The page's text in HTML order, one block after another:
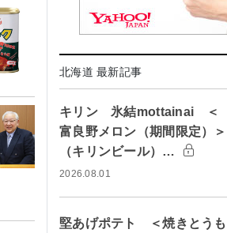
北海道 最新記事
キリン 氷結mottainai ＜
富良野メロン（期間限定）＞
（キリンビール）…
2026.08.01
堅あげポテト ＜焼きとうも